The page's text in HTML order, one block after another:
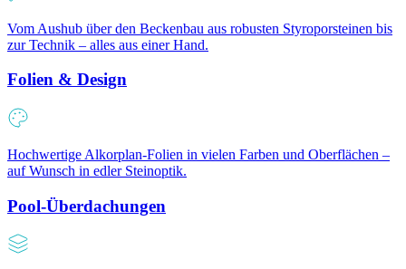
Vom Aushub über den Beckenbau aus robusten Styroporsteinen bis
zur Technik – alles aus einer Hand.
Folien & Design
Hochwertige Alkorplan-Folien in vielen Farben und Oberflächen –
auf Wunsch in edler Steinoptik.
Pool-Überdachungen